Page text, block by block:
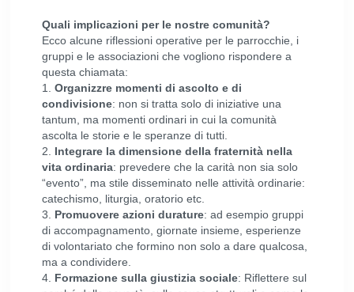
Quali implicazioni per le nostre comunità?
Ecco alcune riflessioni operative per le parrocchie, i
gruppi e le associazioni che vogliono rispondere a
questa chiamata:
1.Organizzre momenti di ascolto e di
condivisione: non si tratta solo di iniziative una
tantum, ma momenti ordinari in cui la comunità
ascolta le storie e le speranze di tutti.
2.
Integrare la dimensione della fraternità nella
vita ordinaria: prevedere che la carità non sia solo
“evento”, ma stile disseminato nelle attività ordinarie:
catechismo, liturgia, oratorio etc.
3.
Promuovere azioni durature: ad esempio gruppi
di accompagnamento, giornate insieme, esperienze
di volontariato che formino non solo a dare qualcosa,
ma a condividere.
4.
Formazione sulla giustizia sociale: Riflettere sul